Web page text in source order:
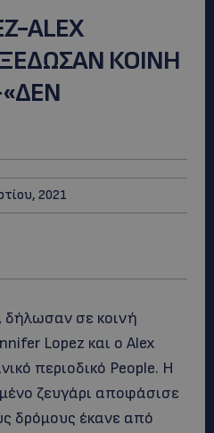
ALEX
ΚΟΙΝΗ
2021
δήλωσαν σε κοινή
Lopez και ο Αlex
περιοδικό People. Η
ζευγάρι αποφάσισε
δρόμους έκανε από